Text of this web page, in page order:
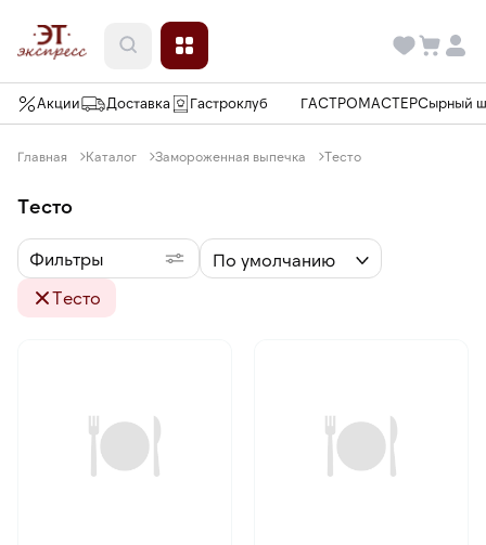
Акции Доставка Гастроклуб ГАСТРОМАСТЕРСырный
Главная Каталог Замороженная выпечка Тесто
Тесто
Фильтры
По умолчанию
Тесто